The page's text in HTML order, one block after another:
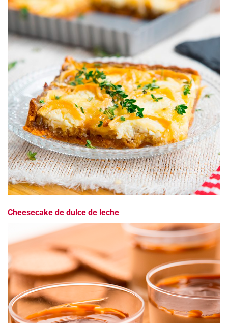
Cheesecake de dulce de leche